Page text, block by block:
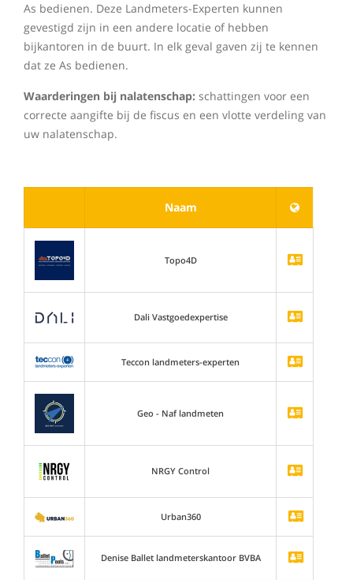
As bedienen. Deze Landmeters-Experten kunnen
gevestigd zijn in een andere locatie of hebben
bijkantoren in de buurt. In elk geval gaven zij te kennen
dat ze As bedienen.
Waarderingen bij nalatenschap: schattingen voor een
correcte aangifte bij de fiscus en een vlotte verdeling van
uw nalatenschap.
Naam
Topo4D
Dali Vastgoedexpertise
Teccon landmeters-experten
Geo - Naf landmeten
NRGY Control
Urban360
Denise Ballet landmeterskantoor BVBA